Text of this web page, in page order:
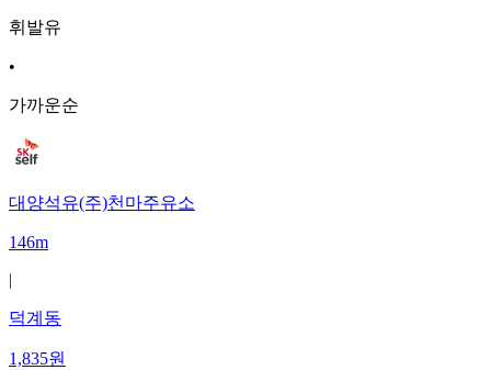
휘발유
•
가까운순
대양석유(주)천마주유소
146m
|
덕계동
1,835원